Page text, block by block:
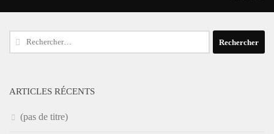
Rechercher :
ARTICLES RÉCENTS
(pas de titre)